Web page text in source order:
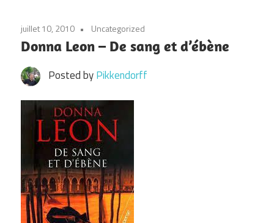
juillet 10, 2010 Uncategorized
Donna Leon – De sang et d’ébène
Posted byPikkendorff